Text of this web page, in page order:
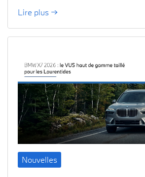
Lire plus →
Nouvelles